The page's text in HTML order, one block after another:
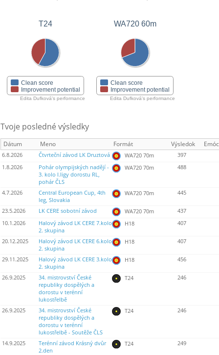
T24
Clean score
Improvement potential
Edita Dufková's performance
WA720 60m
Clean score
Improvement potential
Edita Dufková's performance
Tvoje posledné výsledky
Dátum Meno Formát Výsledok
6.8.2026 Čtvrteční závod LK Druztová WA720 70m
397
1.8.2026
Pohár olympijských nadějí -
3. kolo I.ligy dorostu RL,
pohár ČLS
WA720 70m 488
4.7.2026
Central European Cup, 4th
leg, Slovakia
WA720 70m 445
23.5.2026 LK CERE sobotní závod WA720 70m
437
10.1.2026
Halový závod LK CERE 7.kolo
2. skupina
H18 407
20.12.2025
Halový závod LK CERE 6.kolo
2. skupina
H18 407
29.11.2025
Halový závod LK CERE 3.kolo
2. skupina
H18 456
26.9.2025
34. mistrovství České
republiky dospělých a
dorostu v terénní
lukostřelbě
T24 246
26.9.2025
34. mistrovství České
republiky dospělých a
dorostu v terénní
lukostřelbě - Soutěže ČLS
T24 246
14.9.2025
Terénní závod Krásný dvůr
2.den
T24 249